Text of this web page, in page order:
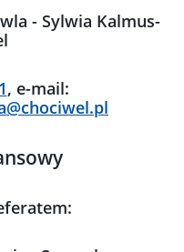
- Sylwia Kalmus-
, e-mail: